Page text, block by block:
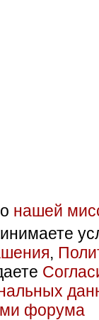
нашей
,
форума